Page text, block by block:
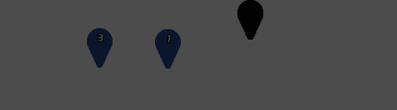
1
3